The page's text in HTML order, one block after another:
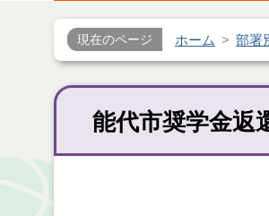
現在のページ ホーム 部署
能代市奨学金返